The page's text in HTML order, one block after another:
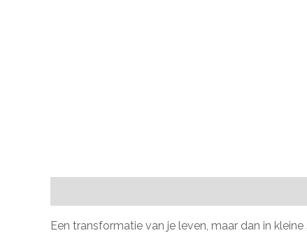
Een transformatie van je leven, maar dan in